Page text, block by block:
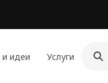
идеи Услуги